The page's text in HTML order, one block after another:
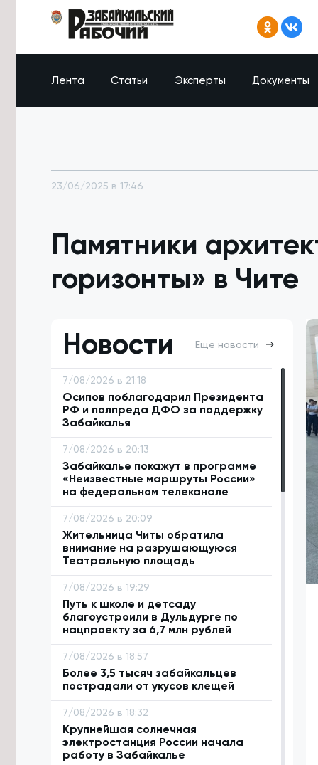
Лента Статьи Эксперты Документы
23/06/2025 в 17:46
Памятники
горизонты» в Чите
Новости
Еще новости
7/08/2026 в 21:18
Осипов поблагодарил Президента
РФ и полпреда ДФО за поддержку
Забайкалья
7/08/2026 в 20:13
Забайкалье покажут в программе
«Неизвестные маршруты России»
на федеральном телеканале
7/08/2026 в 20:09
Жительница Читы обратила
внимание на разрушающуюся
Театральную площадь
7/08/2026 в 19:29
Путь к школе и детсаду
благоустроили в Дульдурге по
нацпроекту за 6,7 млн рублей
7/08/2026 в 18:57
Более 3,5 тысяч забайкальцев
пострадали от укусов клещей
7/08/2026 в 18:32
Крупнейшая солнечная
электростанция России начала
работу в Забайкалье